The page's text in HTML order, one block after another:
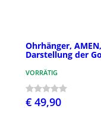
Ohrhänger,
Darstellung der
VORRÄTIG
€ 49,90